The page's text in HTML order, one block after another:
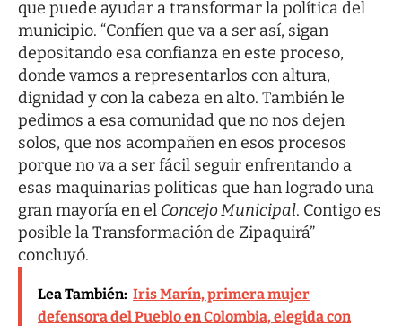
que puede ayudar a transformar la política del
municipio. “Confíen que va a ser así, sigan
depositando esa confianza en este proceso,
donde vamos a representarlos con altura,
dignidad y con la cabeza en alto. También le
pedimos a esa comunidad que no nos dejen
solos, que nos acompañen en esos procesos
porque no va a ser fácil seguir enfrentando a
esas maquinarias políticas que han logrado una
gran mayoría en el Concejo Municipal. Contigo es
posible la Transformación de Zipaquirá”
concluyó.
Lea También: Iris Marín, primera mujer
defensora del Pueblo en Colombia, elegida con